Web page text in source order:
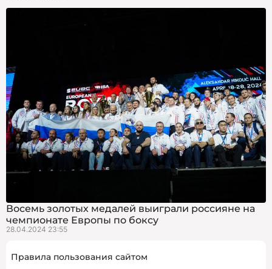
Восемь золотых медалей выиграли россияне на
чемпионате Европы по боксу
28.04.2024 23:55
Правила пользования сайтом